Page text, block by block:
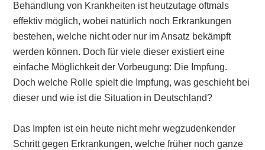
Behandlung von Krankheiten ist heutzutage oftmals
effektiv möglich, wobei natürlich noch Erkrankungen
bestehen, welche nicht oder nur im Ansatz bekämpft
werden können. Doch für viele dieser existiert eine
einfache Möglichkeit der Vorbeugung: Die Impfung.
Doch welche Rolle spielt die Impfung, was geschieht bei
dieser und wie ist die Situation in Deutschland?
Das Impfen ist ein heute nicht mehr wegzudenkender
Schritt gegen Erkrankungen, welche früher noch ganze